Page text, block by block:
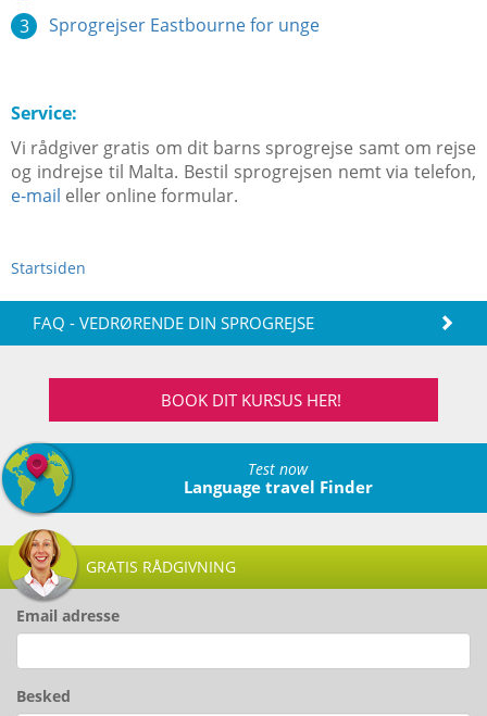
Sprogrejser Eastbourne for unge
Service:
Vi rådgiver gratis om dit barns sprogrejse samt om rejse
og indrejse til Malta. Bestil sprogrejsen nemt via telefon,
e-mail eller online formular.
Startsiden
FAQ - VEDRØRENDE DIN SPROGREJSE
BOOK DIT KURSUS HER!
Test now
Language travel Finder
GRATIS RÅDGIVNING
Email adresse
Besked